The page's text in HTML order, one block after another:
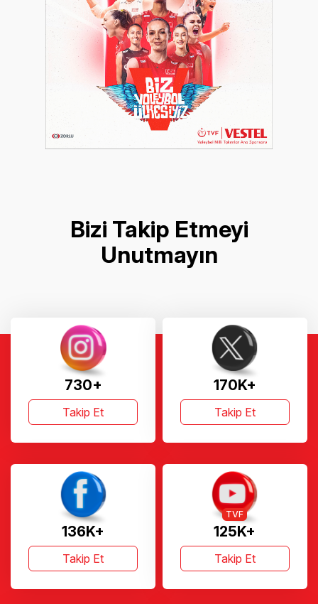
Bizi Takip Etmeyi
Unutmayın
730+
Takip Et
170K+
Takip Et
136K+
Takip Et
125K+
TVF
Takip Et